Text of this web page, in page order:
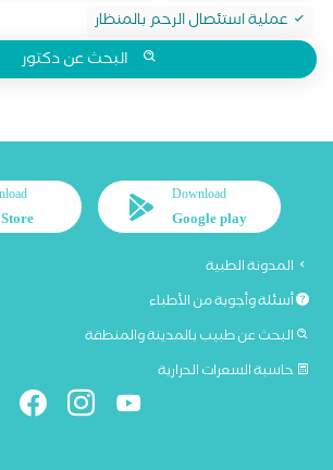
عملية استئصال الرحم بالمنظار
البحث عن دكتور
Download
Google play
المدونة الطبية
أسئلة وأجوبة من الأطباء
البحث عن طبيب بالمدينة والمنطقة
حاسبة السعرات الحرارية